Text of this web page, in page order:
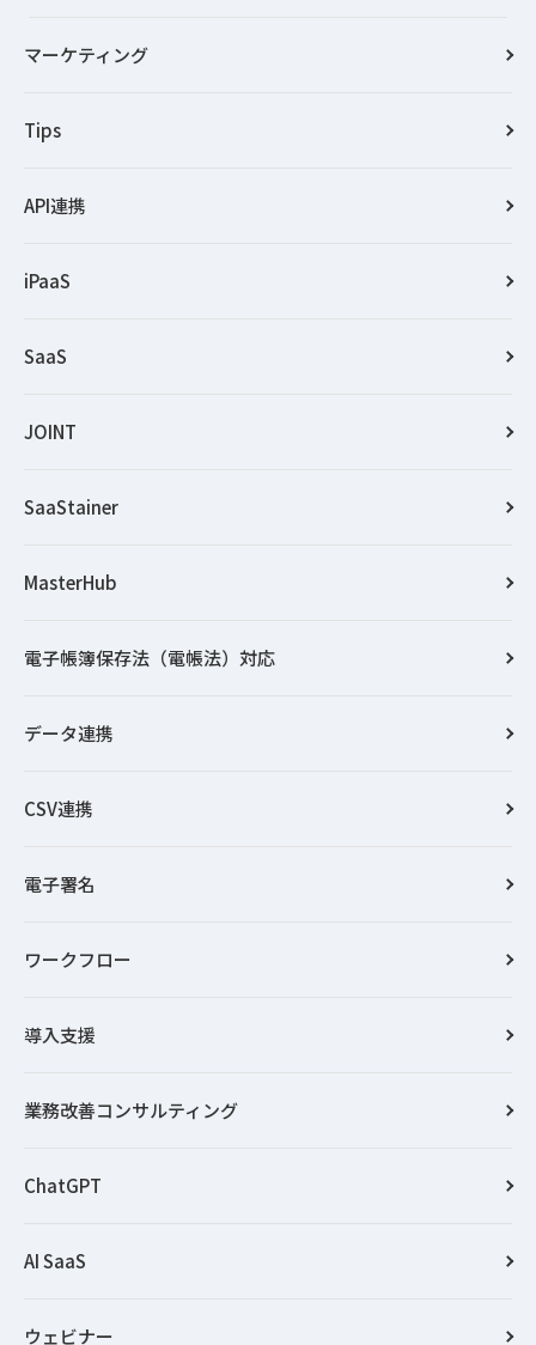
マーケティング
Tips
API連携
iPaaS
SaaS
JOINT
SaaStainer
MasterHub
電子帳簿保存法（電帳法）対応
データ連携
CSV連携
電子署名
ワークフロー
導入支援
業務改善コンサルティング
ChatGPT
AI SaaS
ウェビナー